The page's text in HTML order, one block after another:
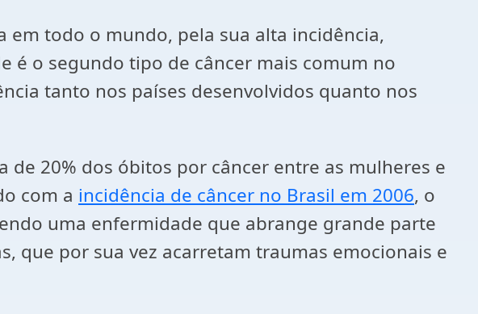
em todo o mundo, pela sua alta incidência,
é o segundo tipo de câncer mais comum no
tanto nos países desenvolvidos quanto nos
de 20% dos óbitos por câncer entre as mulheres e
com a incidência de câncer no Brasil em 2006, o
uma enfermidade que abrange grande parte
que por sua vez acarretam traumas emocionais e